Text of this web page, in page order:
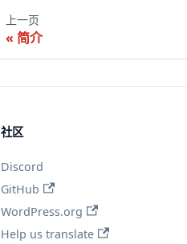
上一页
简介
社区
Discord
GitHub
WordPress.org
Help us translate